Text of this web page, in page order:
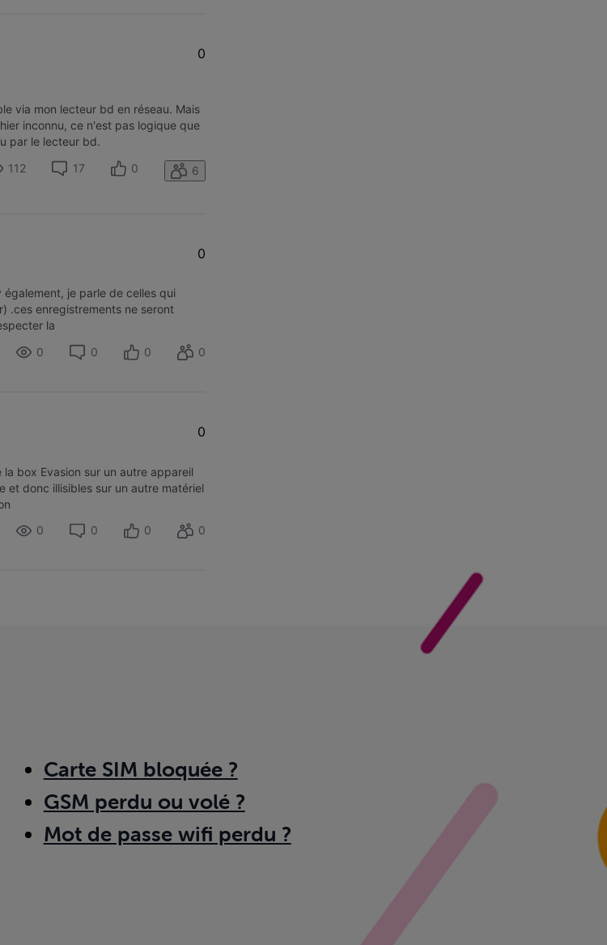
0
via mon lecteur bd en réseau. Mais
inconnu, ce n'est pas logique que
par le lecteur bd.
112
17 0 6
0
je parle de celles qui
.ces enregistrements ne seront
la
0
0 0 0
0
box Evasion sur un autre appareil
donc illisibles sur un autre matériel
0
0 0 0
Carte SIM bloquée ?
GSM perdu ou volé ?
Mot de passe wifi perdu ?